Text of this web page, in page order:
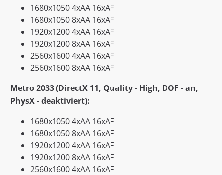
1680x1050 4xAA 16xAF
1680x1050 8xAA 16xAF
1920x1200 4xAA 16xAF
1920x1200 8xAA 16xAF
2560x1600 4xAA 16xAF
2560x1600 8xAA 16xAF
Metro 2033 (DirectX 11, Quality - High, DOF - an,
PhysX - deaktiviert):
1680x1050 4xAA 16xAF
1680x1050 8xAA 16xAF
1920x1200 4xAA 16xAF
1920x1200 8xAA 16xAF
2560x1600 4xAA 16xAF